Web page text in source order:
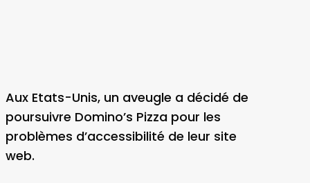
Aux Etats-Unis, un aveugle a décidé de
poursuivre Domino’s Pizza pour les
problèmes d’accessibilité de leur site
web.